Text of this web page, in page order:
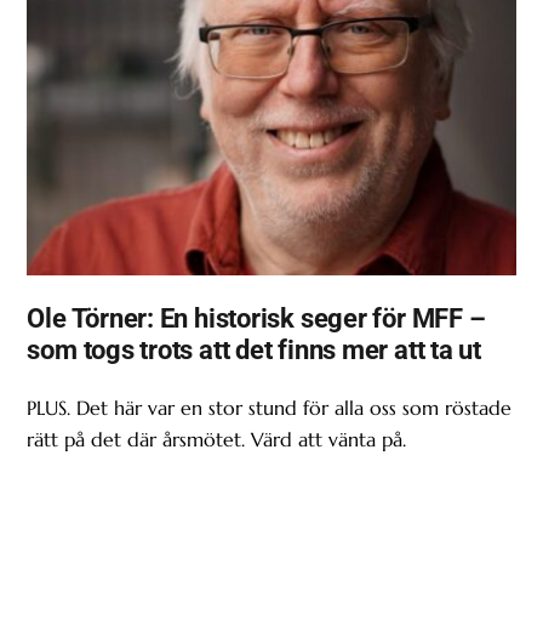
Ole Törner: En historisk seger för MFF –
som togs trots att det finns mer att ta ut
PLUS. Det här var en stor stund för alla oss som röstade
rätt på det där årsmötet. Värd att vänta på.